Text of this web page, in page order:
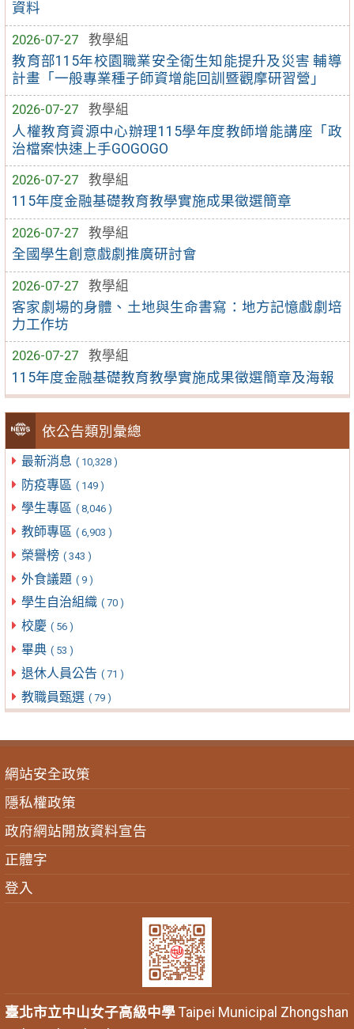
資料
2026-07-27
教學組
教育部115年校園職業安全衛生知能提升及災害 輔導
計畫「一般專業種子師資增能回訓暨觀摩研習營」
2026-07-27
教學組
人權教育資源中心辦理115學年度教師增能講座「政
治檔案快速上手GOGOGO
2026-07-27
教學組
115年度金融基礎教育教學實施成果徵選簡章
2026-07-27
教學組
全國學生創意戲劇推廣研討會
2026-07-27
教學組
客家劇場的身體、土地與生命書寫：地方記憶戲劇培
力工作坊
2026-07-27
教學組
115年度金融基礎教育教學實施成果徵選簡章及海報
依公告類別彙總
最新消息 ( 10,328 )
防疫專區 ( 149 )
學生專區 ( 8,046 )
教師專區 ( 6,903 )
榮譽榜 ( 343 )
外食議題 ( 9 )
學生自治組織 ( 70 )
校慶 ( 56 )
畢典 ( 53 )
退休人員公告 ( 71 )
教職員甄選 ( 79 )
網站安全政策
隱私權政策
政府網站開放資料宣告
正體字
登入
臺北市立中山女子高級中學Taipei Municipal Zhongshan